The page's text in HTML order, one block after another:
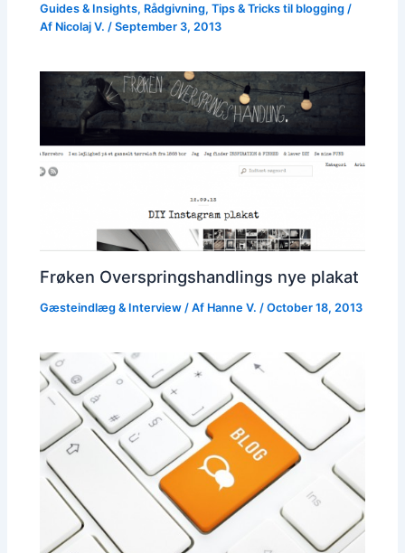
Guides & Insights, Rådgivning,Tips & Tricks til blogging /
Af Nicolaj V. /September 3, 2013
Frøken Overspringshandlings nye plakat
Gæsteindlæg & Interview / Af Hanne V. /October 18, 2013